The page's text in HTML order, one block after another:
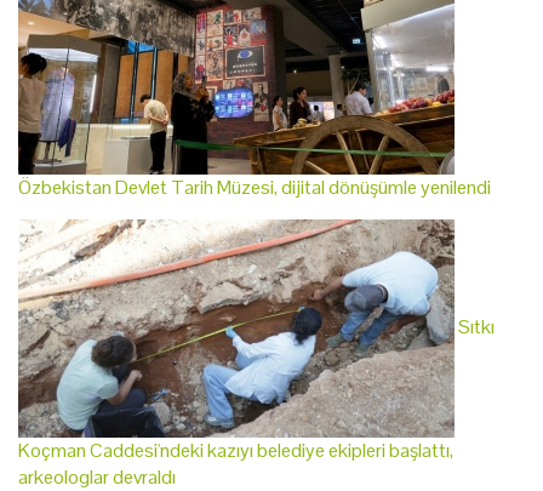
Özbekistan Devlet Tarih Müzesi, dijital dönüşümle yenilendi
Sıtkı
Koçman Caddesi'ndeki kazıyı belediye ekipleri başlattı,
arkeologlar devraldı